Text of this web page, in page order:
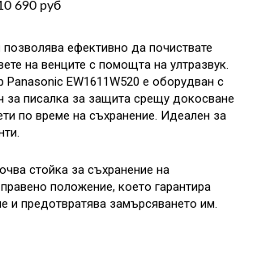
690 руб
ефективно да почиствате
на венците с помощта на ултразвук.
Panasonic EW1611W520 е оборудван с
за писалка за защита срещу докосване
по време на съхранение. Идеален за
стойка за съхранение на
положение, което гарантира
и предотвратява замърсяването им.